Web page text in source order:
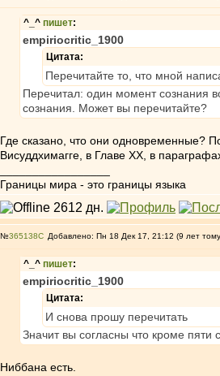
^_^ пишет:
empiriocritic_1900
Цитата:
Перечитайте то, что мной
Перечитал: один момент сознания
сознания. Может вы перечитайте?
Где сказано, что они одновременные?
Висуддхимагге, в Главе XX, в
Границы мира - это границы языка
№365138 Добавлено: Пн 18 Дек 17, 21:12 (9 лет
^_^ пишет:
empiriocritic_1900
Цитата:
И снова прошу перечитать
Значит вы согласны что кроме пяти
Ниббана есть.